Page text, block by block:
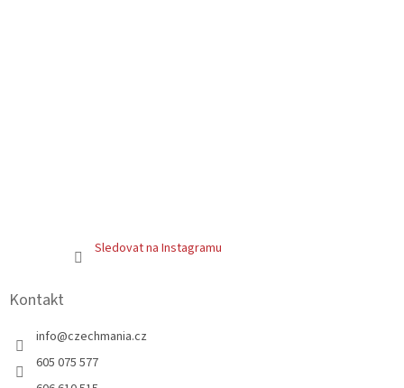
Sledovat na Instagramu
Kontakt
info@czechmania.cz
605 075 577